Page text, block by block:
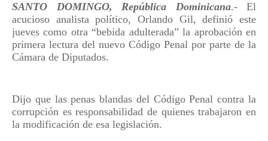
SANTO DOMINGO, República
Dominicana.- El
acucioso analista político, Orlando Gil, definió este
jueves como otra “bebida adulterada” la aprobación en
primera lectura del nuevo Código Penal por parte de la
Cámara de Diputados.
Dijo que las penas blandas del Código Penal contra la
corrupción es responsabilidad de quienes trabajaron en
la modificación de esa legislación.